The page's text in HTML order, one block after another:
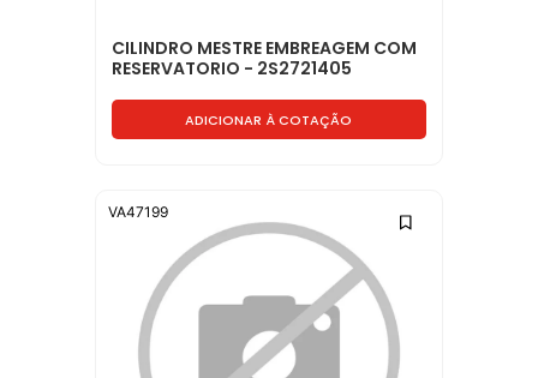
CILINDRO MESTRE EMBREAGEM COM
RESERVATORIO - 2S2721405
ADICIONAR À COTAÇÃO
VA47199